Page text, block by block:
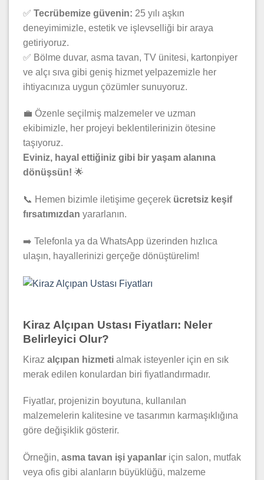
✅ Tecrübemize güvenin: 25 yılı aşkın
deneyimimizle, estetik ve işlevselliği bir araya
getiriyoruz.
✅ Bölme duvar, asma tavan, TV ünitesi, kartonpiyer
ve alçı sıva gibi geniş hizmet yelpazemizle her
ihtiyacınıza uygun çözümler sunuyoruz.
💼 Özenle seçilmiş malzemeler ve uzman
ekibimizle, her projeyi beklentilerinizin ötesine
taşıyoruz.
Eviniz, hayal ettiğiniz gibi bir yaşam alanına
dönüşsün! 🌟
📞 Hemen bizimle iletişime geçerek ücretsiz keşif
fırsatımızdan yararlanın.
➡️ Telefonla ya da WhatsApp üzerinden hızlıca
ulaşın, hayallerinizi gerçeğe dönüştürelim!
Kiraz Alçıpan Ustası Fiyatları: Neler
Belirleyici Olur?
Kiraz alçıpan hizmeti almak isteyenler için en sık
merak edilen konulardan biri fiyatlandırmadır.
Fiyatlar, projenizin boyutuna, kullanılan
malzemelerin kalitesine ve tasarımın karmaşıklığına
göre değişiklik gösterir.
Örneğin, asma tavan işi yapanlar için salon, mutfak
veya ofis gibi alanların büyüklüğü, malzeme